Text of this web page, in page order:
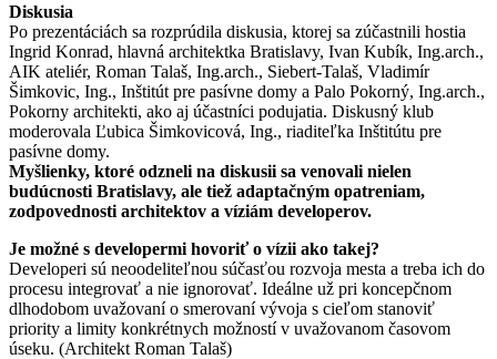
Diskusia
Po prezentáciách sa rozprúdila diskusia, ktorej sa zúčastnili hostia
Ingrid Konrad, hlavná architektka Bratislavy, Ivan Kubík, Ing.arch.,
AIK ateliér, Roman Talaš, Ing.arch., Siebert-Talaš, Vladimír
Šimkovic, Ing., Inštitút pre pasívne domy a Palo Pokorný, Ing.arch.,
Pokorny architekti, ako aj účastníci podujatia. Diskusný klub
moderovala Ľubica Šimkovicová, Ing., riaditeľka Inštitútu pre
pasívne domy.
Myšlienky, ktoré odzneli na diskusii sa venovali nielen
budúcnosti Bratislavy, ale tiež adaptačným opatreniam,
zodpovednosti architektov a víziám developerov.
Je možné s developermi hovoriť o vízii ako takej?
Developeri sú neoodeliteľnou súčasťou rozvoja mesta a treba ich do
procesu integrovať a nie ignorovať. Ideálne už pri koncepčnom
dlhodobom uvažovaní o smerovaní vývoja s cieľom stanoviť
priority a limity konkrétnych možností v uvažovanom časovom
úseku. (Architekt Roman Talaš)